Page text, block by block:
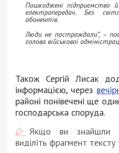
Пошкоджені підприємство
електропередач. Без
абонентів.
Люди не постраждали”, –
голова військової
Також Сергій Лисак
інформацією, через
районі понівечені ще
господарська споруда.
Якщо ви знайшли
виділіть фрагмент тексту